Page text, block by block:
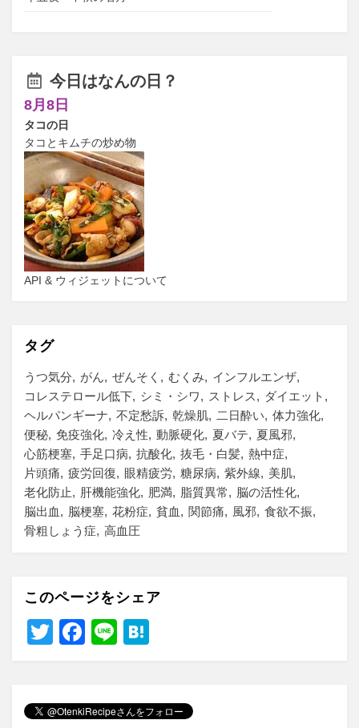
今日はなんの日？
8月8日
タコの日
タコとキムチの炒め物
API & ウィジェットについて
タグ
うつ気分 がん ぜんそく むくみ
インフルエンザ
コレステロール低下
シミ・シワ ストレス
ダイエット
ヘルパンギーナ
不定愁訴 乾燥肌 二日酔い
体力強化
便秘 免疫強化 冷え性 動脈硬化 夏バテ
夏風邪
心筋梗塞 手足口病 抗酸化 抜毛・白髪 熱中症
片頭痛
疲労回復 眼精疲労 糖尿病 紫外線
美肌
老化防止
肝機能強化 肥満 脂質異常
脳の活性化
脳出血
脳梗塞 花粉症 貧血 関節痛 風邪 食欲不振
骨粗しょう症
高血圧
このページをシェア
T
er
F
e
Li
n